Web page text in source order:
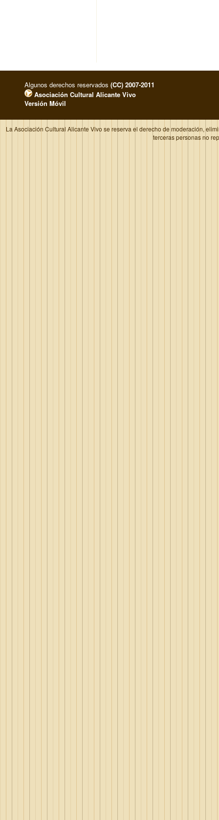
Algunos derechos reservados (CC) 2007-2011
Asociación Cultural Alicante Vivo
Versión Móvil
La Asociación Cultural Alicante Vivo se reserva el derecho de moderación,
terceras personas no